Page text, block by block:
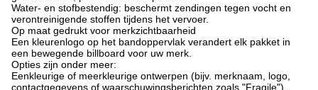
Water- en stofbestendig: beschermt zendingen tegen vocht en
verontreinigende stoffen tijdens het vervoer.
Op maat gedrukt voor merkzichtbaarheid
Een kleurenlogo op het bandoppervlak verandert elk pakket in
een bewegende billboard voor uw merk.
Opties zijn onder meer:
Eenkleurige of meerkleurige ontwerpen (bijv. merknaam, logo,
contactgegevens of waarschuwingsberichten zoals "Fragile").